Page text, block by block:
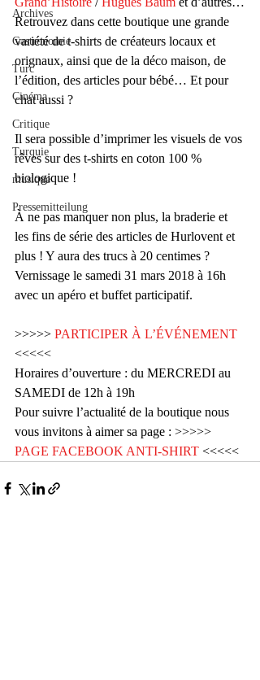
Archives
Gastronomie
Turc
Cinéma
Critique
Turquie
musique
Pressemitteilung
Retrouvez dans cette boutique une grande
variété de t-shirts de créateurs locaux et
orignaux, ainsi que de la déco maison, de
l’édition, des articles pour bébé… Et pour
chat aussi ?
Il sera possible d’imprimer les visuels de vos
rêves sur des t-shirts en coton 100 %
biologique !
À ne pas manquer non plus, la braderie et
les fins de série des articles de Hurlovent et
plus ! Y aura des trucs à 20 centimes ?
Vernissage le samedi 31 mars 2018 à 16h
avec un apéro et buffet participatif.
>>>>> PARTICIPER À L’ÉVÉNEMENT
<<<<<
Horaires d’ouverture : du MERCREDI au
SAMEDI de 12h à 19h
Pour suivre l’actualité de la boutique nous
vous invitons à aimer sa page : >>>>>
PAGE FACEBOOK ANTI-SHIRT <<<<<